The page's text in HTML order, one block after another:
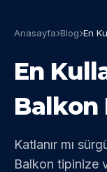
Anasayfa Blog En
En
Balkon
Katlanır mı
Balkon tipinize